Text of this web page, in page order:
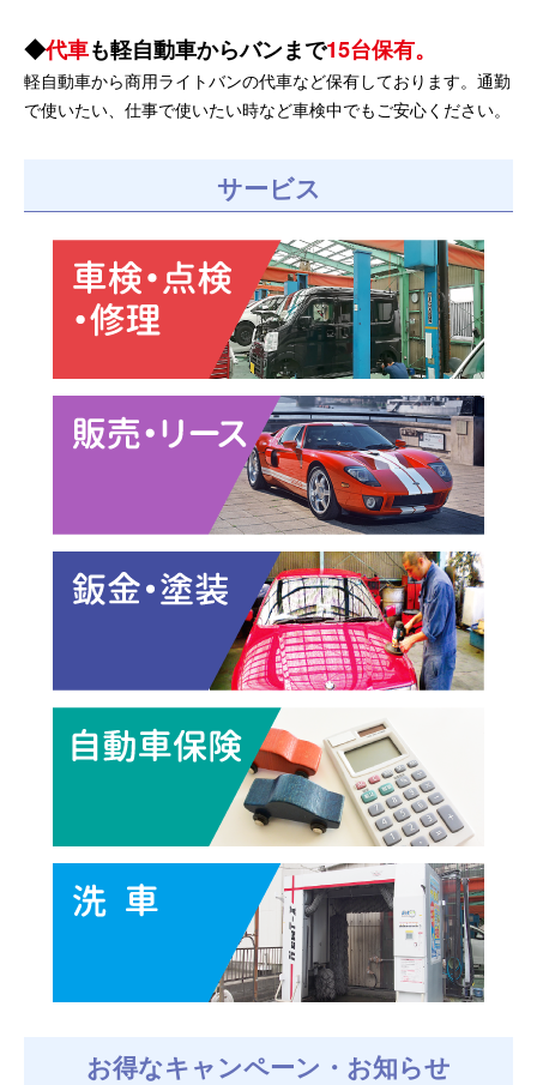
代車も軽自動車からバンまで15台保有。
軽自動車から商用ライトバンの代車など保有しております。通勤
で使いたい、仕事で使いたい時など車検中でもご安心ください。
サービス
お得なキャンペーン・お知らせ